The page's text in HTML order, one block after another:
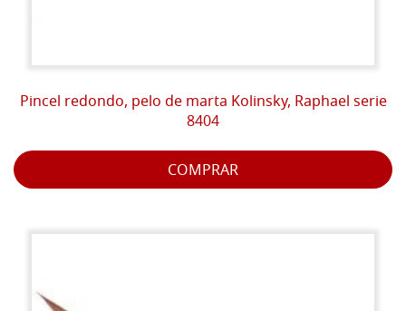
Pincel redondo, pelo de marta Kolinsky, Raphael serie
8404
COMPRAR